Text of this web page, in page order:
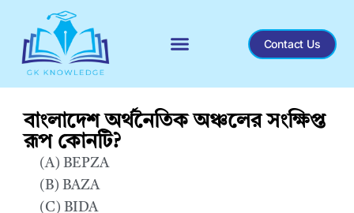
Contact Us
বাংলাদেশ অর্থনৈতিক অঞ্চলের সংক্ষিপ্ত
রূপ কোনটি?
(A) BEPZA
(B) BAZA
(C) BIDA